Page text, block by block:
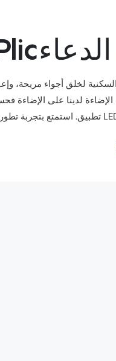
الإضاءة لدينا على